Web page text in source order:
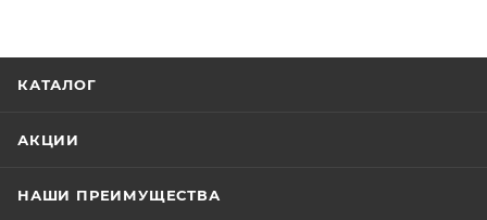
КАТАЛОГ
АКЦИИ
НАШИ ПРЕИМУЩЕСТВА